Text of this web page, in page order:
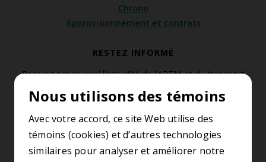
Nous utilisons des témoins
Avec votre accord, ce site Web utilise des
témoins (cookies) et d’autres technologies
similaires pour analyser et améliorer notre
Chrono
Approvisionnement et contrats
RESTEZ INFORMÉ
Recevez par courriel l’actualité de l’ARTM et du transport
collectif de la région métropolitaine de Montréal.
S’abonner à l’infolettre
SUIVEZ-NOUS